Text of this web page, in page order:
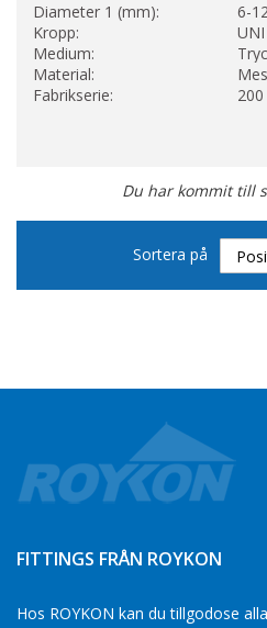
Diameter 1 (mm):
6-
Kropp:
Medium:
Material:
Fabrikserie:
Du har kommit till
Sortera på
FITTINGS FRÅN ROYKON
Hos ROYKON kan du tillgodose